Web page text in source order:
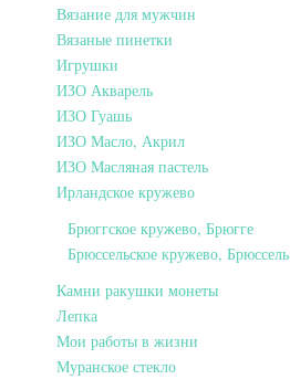
Вязание для мужчин
Вязаные пинетки
Игрушки
ИЗО Акварель
ИЗО Гуашь
ИЗО Масло, Акрил
ИЗО Масляная пастель
Ирландское кружево
Брюггское кружево, Брюгге
Брюссельское кружево, Брюссель
Камни ракушки монеты
Лепка
Мои работы в жизни
Муранское стекло